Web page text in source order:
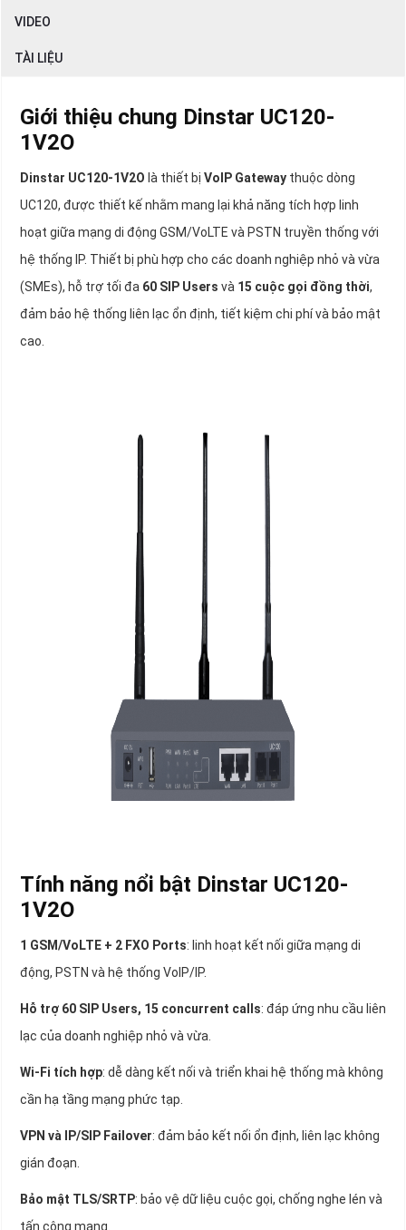
VIDEO
TÀI LIỆU
Giới thiệu chung Dinstar UC120-
1V2O
Dinstar UC120-1V2O là thiết bị VoIP Gateway thuộc dòng
UC120, được thiết kế nhằm mang lại khả năng tích hợp linh
hoạt giữa mạng di động GSM/VoLTE và PSTN truyền thống với
hệ thống IP. Thiết bị phù hợp cho các doanh nghiệp nhỏ và vừa
(SMEs), hỗ trợ tối đa 60 SIP Users và 15 cuộc gọi đồng thời,
đảm bảo hệ thống liên lạc ổn định, tiết kiệm chi phí và bảo mật
cao.
Tính năng nổi bật Dinstar UC120-
1V2O
1 GSM/VoLTE + 2 FXO Ports: linh hoạt kết nối giữa mạng di
động, PSTN và hệ thống VoIP/IP.
Hỗ trợ 60 SIP Users, 15 concurrent calls: đáp ứng nhu cầu liên
lạc của doanh nghiệp nhỏ và vừa.
Wi-Fi tích hợp: dễ dàng kết nối và triển khai hệ thống mà không
cần hạ tầng mạng phức tạp.
VPN và IP/SIP Failover: đảm bảo kết nối ổn định, liên lạc không
gián đoạn.
Bảo mật TLS/SRTP: bảo vệ dữ liệu cuộc gọi, chống nghe lén và
tấn công mạng.